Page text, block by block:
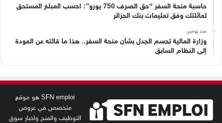
حاسبة منحة السفر “حق الصرف 750 يورو”: احسب المبلغ المستحق
لعائلتك وفق تعليمات بنك الجزائر
منذ يومين
وزارة المالية تحسم الجدل بشأن منحة السفر.. هذا ما قالته عن العودة
إلى النظام السابق
SFN emploi هو موقع
متخصص في عروض
التوظيف والمنح واخبار سوق